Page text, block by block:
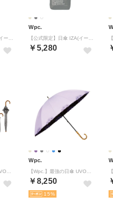
Wpc.
￥5,280
Wpc.
￥8,250
15